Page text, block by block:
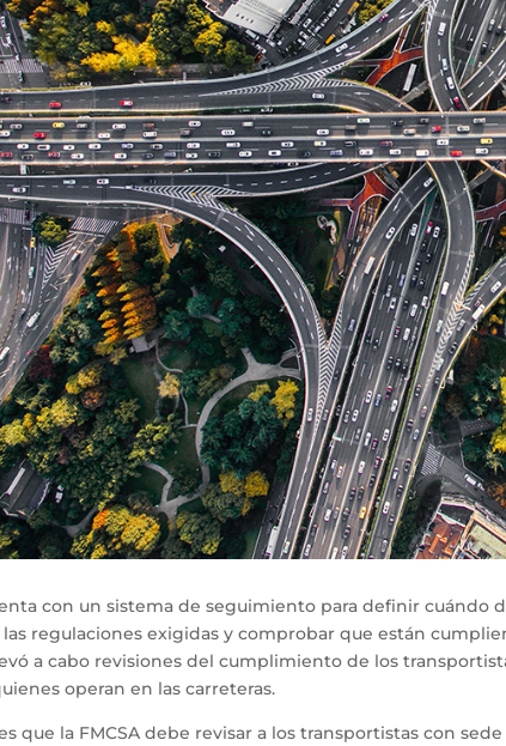
con un sistema de seguimiento para definir cuándo
regulaciones exigidas y comprobar que están
a cabo revisiones del cumplimiento de los
operan en las carreteras.
que la FMCSA debe revisar a los transportistas con